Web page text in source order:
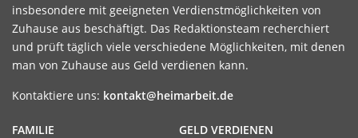
insbesondere mit geeigneten Verdienstmöglichkeiten von
Zuhause aus beschäftigt. Das Redaktionsteam recherchiert
und prüft täglich viele verschiedene Möglichkeiten, mit denen
man von Zuhause aus Geld verdienen kann.
Kontaktiere uns: kontakt@heimarbeit.de
GELD VERDIENEN
FAMILIE